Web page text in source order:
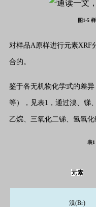
图1-5
对样品A原样进行元素XRF
合的。
鉴于各无机物化学式的差
等），见表1，通过溴、锑
乙烷、三氧化二锑、氢氧化
表
元素
溴(Br)